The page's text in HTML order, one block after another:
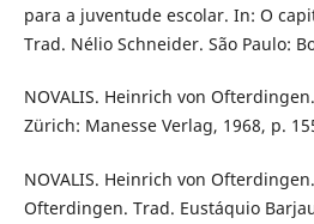
para a juventude escolar. In: O
Trad. Nélio Schneider. São Paulo:
NOVALIS. Heinrich von
Zürich: Manesse Verlag, 1968, p.
NOVALIS. Heinrich von
Ofterdingen. Trad. Eustáquio